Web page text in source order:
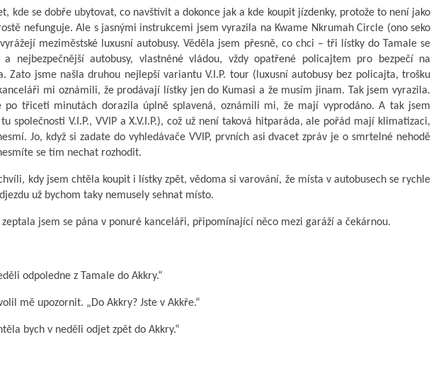
kde se dobře ubytovat, co navštívit a dokonce jak a kde koupit jízdenky, protože to není jako
nefunguje. Ale s jasnými instrukcemi jsem vyrazila na Kwame Nkrumah Circle (ono seko
meziměstské luxusní autobusy. Věděla jsem přesně, co chci – tři lístky do Tamale se
a nejbezpečnější autobusy, vlastněné vládou, vždy opatřené policajtem pro bezpečí na
Zato jsme našla druhou nejlepší variantu V.I.P. tour (luxusní autobusy bez policajta, trošku
mi oznámili, že prodávají lístky jen do Kumasi a že musím jinam. Tak jsem vyrazila.
po třiceti minutách dorazila úplně splavená, oznámili mi, že mají vyprodáno. A tak jsem
společnosti V.I.P., VVIP a X.V.I.P.), což už není taková hitparáda, ale pořád mají klimatizaci,
Jo, když si zadate do vyhledávače VVIP, prvních asi dvacet zpráv je o smrtelné nehodě
se tím nechat rozhodit.
kdy jsem chtěla koupit i lístky zpět, vědoma si varování, že místa v autobusech se rychle
už bychom taky nemusely sehnat místo.
zeptala jsem se pána v ponuré kanceláři, připomínající něco mezi garáží a čekárnou.
odpoledne z Tamale do Akkry.“
mě upozornit. „Do Akkry? Jste v Akkře.“
bych v neděli odjet zpět do Akkry.“